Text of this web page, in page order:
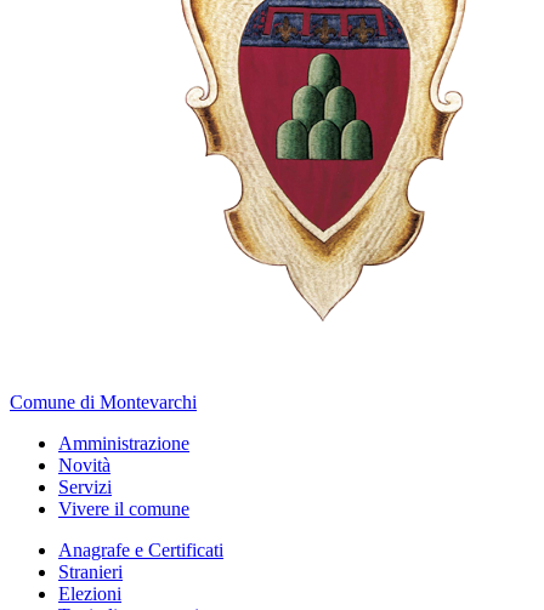
Comune di Montevarchi
Amministrazione
Novità
Servizi
Vivere il comune
Anagrafe e Certificati
Stranieri
Elezioni